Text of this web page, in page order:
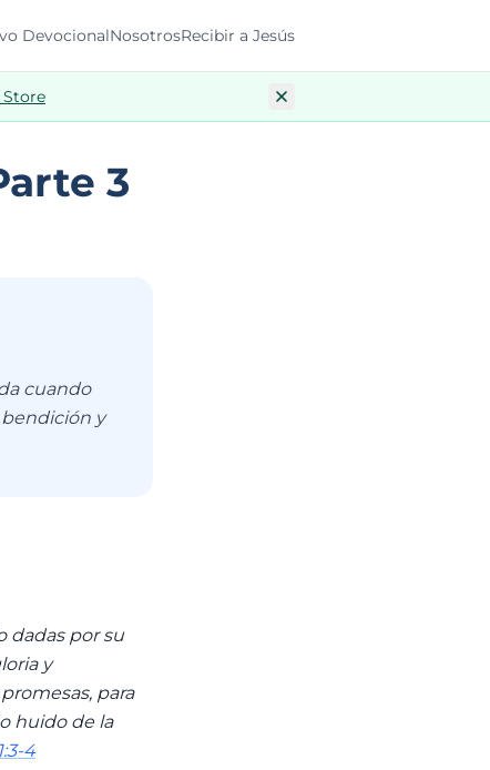
DevocionalNosotrosRecibir a Jesús
Store
3
cuando
y
dadas por su
y
para
huido de la
4